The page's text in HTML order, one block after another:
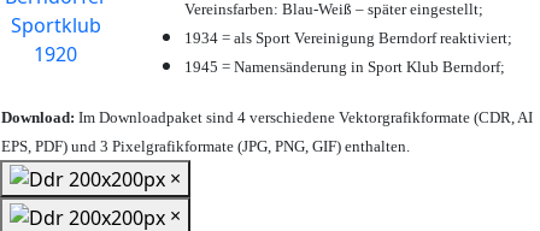
Vereinsfarben: Blau-Weiß – später eingestellt;
1934 = als Sport Vereinigung Berndorf reaktiviert;
1945 = Namensänderung in Sport Klub Berndorf;
Download: Im Downloadpaket sind 4 verschiedene Vektorgrafikformate (CDR, AI
EPS, PDF) und 3 Pixelgrafikformate (JPG, PNG, GIF) enthalten.
×
×